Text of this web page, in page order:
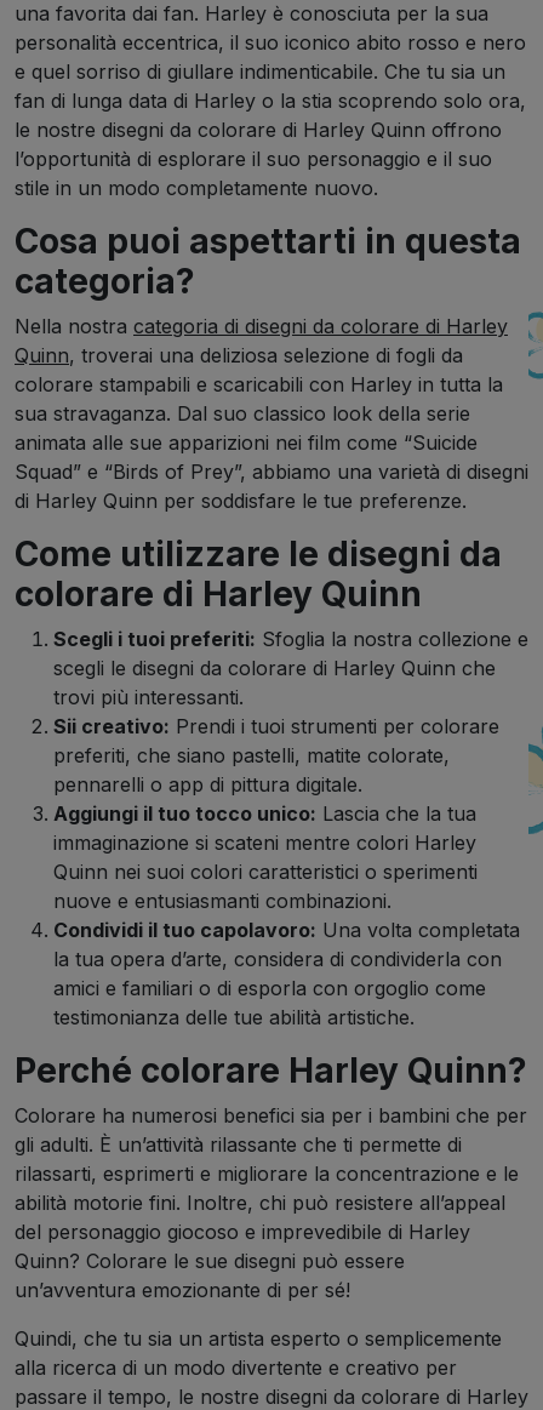
una favorita dai fan. Harley è conosciuta per la sua
personalità eccentrica, il suo iconico abito rosso e nero
e quel sorriso di giullare indimenticabile. Che tu sia un
fan di lunga data di Harley o la stia scoprendo solo ora,
le nostre disegni da colorare di Harley Quinn offrono
l’opportunità di esplorare il suo personaggio e il suo
stile in un modo completamente nuovo.
Cosa puoi aspettarti in questa
categoria?
Nella nostra categoria di disegni da colorare di Harley
Quinn, troverai una deliziosa selezione di fogli da
colorare stampabili e scaricabili con Harley in tutta la
sua stravaganza. Dal suo classico look della serie
animata alle sue apparizioni nei film come “Suicide
Squad” e “Birds of Prey”, abbiamo una varietà di disegni
di Harley Quinn per soddisfare le tue preferenze.
Come utilizzare le disegni da
colorare di Harley Quinn
Scegli i tuoi preferiti: Sfoglia la nostra collezione e
scegli le disegni da colorare di Harley Quinn che
trovi più interessanti.
Sii creativo: Prendi i tuoi strumenti per colorare
preferiti, che siano pastelli, matite colorate,
pennarelli o app di pittura digitale.
Aggiungi il tuo tocco unico: Lascia che la tua
immaginazione si scateni mentre colori Harley
Quinn nei suoi colori caratteristici o sperimenti
nuove e entusiasmanti combinazioni.
Condividi il tuo capolavoro: Una volta completata
la tua opera d’arte, considera di condividerla con
amici e familiari o di esporla con orgoglio come
testimonianza delle tue abilità artistiche.
Perché colorare Harley Quinn?
Colorare ha numerosi benefici sia per i bambini che per
gli adulti. È un’attività rilassante che ti permette di
rilassarti, esprimerti e migliorare la concentrazione e le
abilità motorie fini. Inoltre, chi può resistere all’appeal
del personaggio giocoso e imprevedibile di Harley
Quinn? Colorare le sue disegni può essere
un’avventura emozionante di per sé!
Quindi, che tu sia un artista esperto o semplicemente
alla ricerca di un modo divertente e creativo per
passare il tempo, le nostre disegni da colorare di Harley